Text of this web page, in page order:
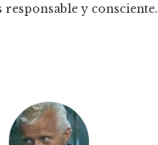
responsable y consciente.